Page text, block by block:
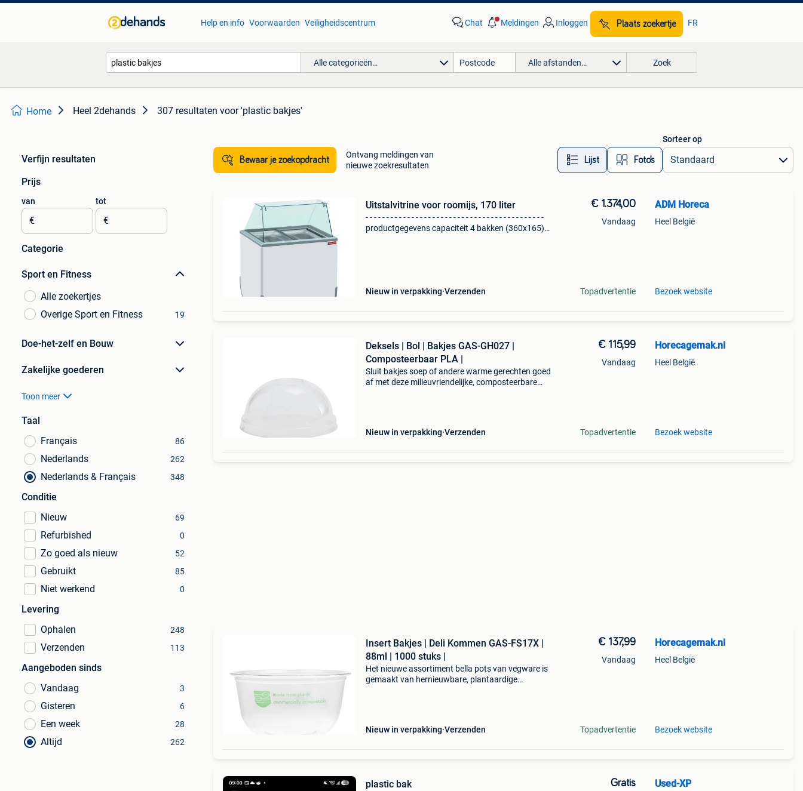
Help en info Voorwaarden Veiligheidscentrum Chat Meldingen Inloggen Plaats zoekertje FR
Alle categorieën… Alle afstanden… Zoek
Home Heel 2dehands 307 resultaten voor 'plastic bakjes'
Verfijn resultaten
Prijs
van
€
tot
€
Categorie
Sport en Fitness
Alle zoekertjes
Overige Sport en Fitness
19
Doe-het-zelf en Bouw
Zakelijke goederen
Toon meer
Taal
Français
86
Nederlands 262
Nederlands & Français 348
Conditie
Nieuw
69
Refurbished 0
Zo goed als nieuw 52
Gebruikt 85
Niet werkend 0
Levering
Ophalen
248
Verzenden 113
Aangeboden sinds
Vandaag
3
Gisteren 6
Een week 28
Altijd 262
Bewaar je zoekopdracht
Ontvang meldingen van
nieuwe zoekresultaten
Lijst Foto’s
Sorteer op
Uitstalvitrine voor roomijs, 170 liter
- - - - - - - - - - - - - - - - - - - - - - - - - - - - - - - - - - - - - - - - - - -
productgegevens capaciteit 4 bakken (360x165)
Nieuw in verpakking Verzenden
€ 1.374,00
Vandaag
Topadvertentie
ADM Horeca
Heel België
Bezoek website
Deksels | Bol | Bakjes GAS-GH027 |
Composteerbaar PLA |
Sluit bakjes soep of andere warme gerechten goed
af met deze milieuvriendelijke, composteerbare
Nieuw in verpakking Verzenden
€ 115,99
Vandaag
Topadvertentie
Horecagemak.nl
Heel België
Bezoek website
Insert Bakjes | Deli Kommen GAS-FS17X |
88ml | 1000 stuks |
Het nieuwe assortiment bella pots van vegware is
gemaakt van hernieuwbare, plantaardige
Nieuw in verpakking Verzenden
€ 137,99
Vandaag
Topadvertentie
Horecagemak.nl
Heel België
Bezoek website
plastic bak Gratis Used-XP